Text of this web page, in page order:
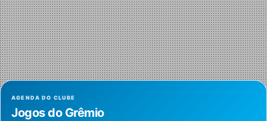
AGENDA DO CLUBE
Jogos do Grêmio